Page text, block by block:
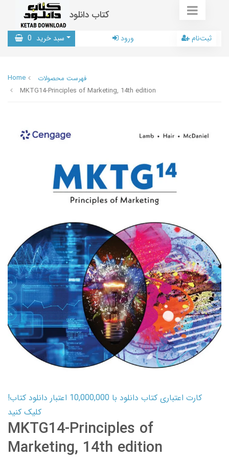
کتاب دانلود
سبد خرید 0 ورود ثبت‌نام
Home
فهرست محصولات
MKTG14-Principles of Marketing, 14th edition
کارت اعتباری کتاب دانلود با 10,000,000 اعتبار دانلود کتاب!
کلیک کنید
MKTG14-Principles of
Marketing, 14th edition